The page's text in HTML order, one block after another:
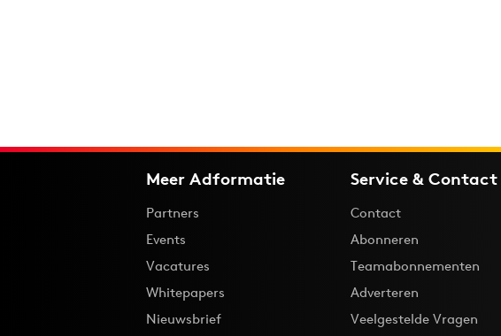
Meer Adformatie
Partners
Events
Vacatures
Whitepapers
Nieuwsbrief
Service & Contact
Contact
Abonneren
Teamabonnementen
Adverteren
Veelgestelde Vragen